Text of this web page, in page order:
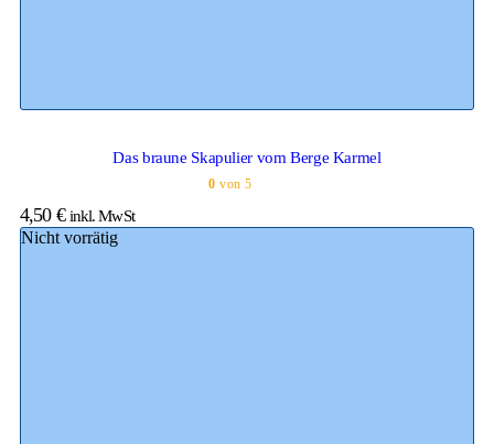
Das braune Skapulier vom Berge Karmel
0 von 5
4,50 € inkl. MwSt
Nicht vorrätig